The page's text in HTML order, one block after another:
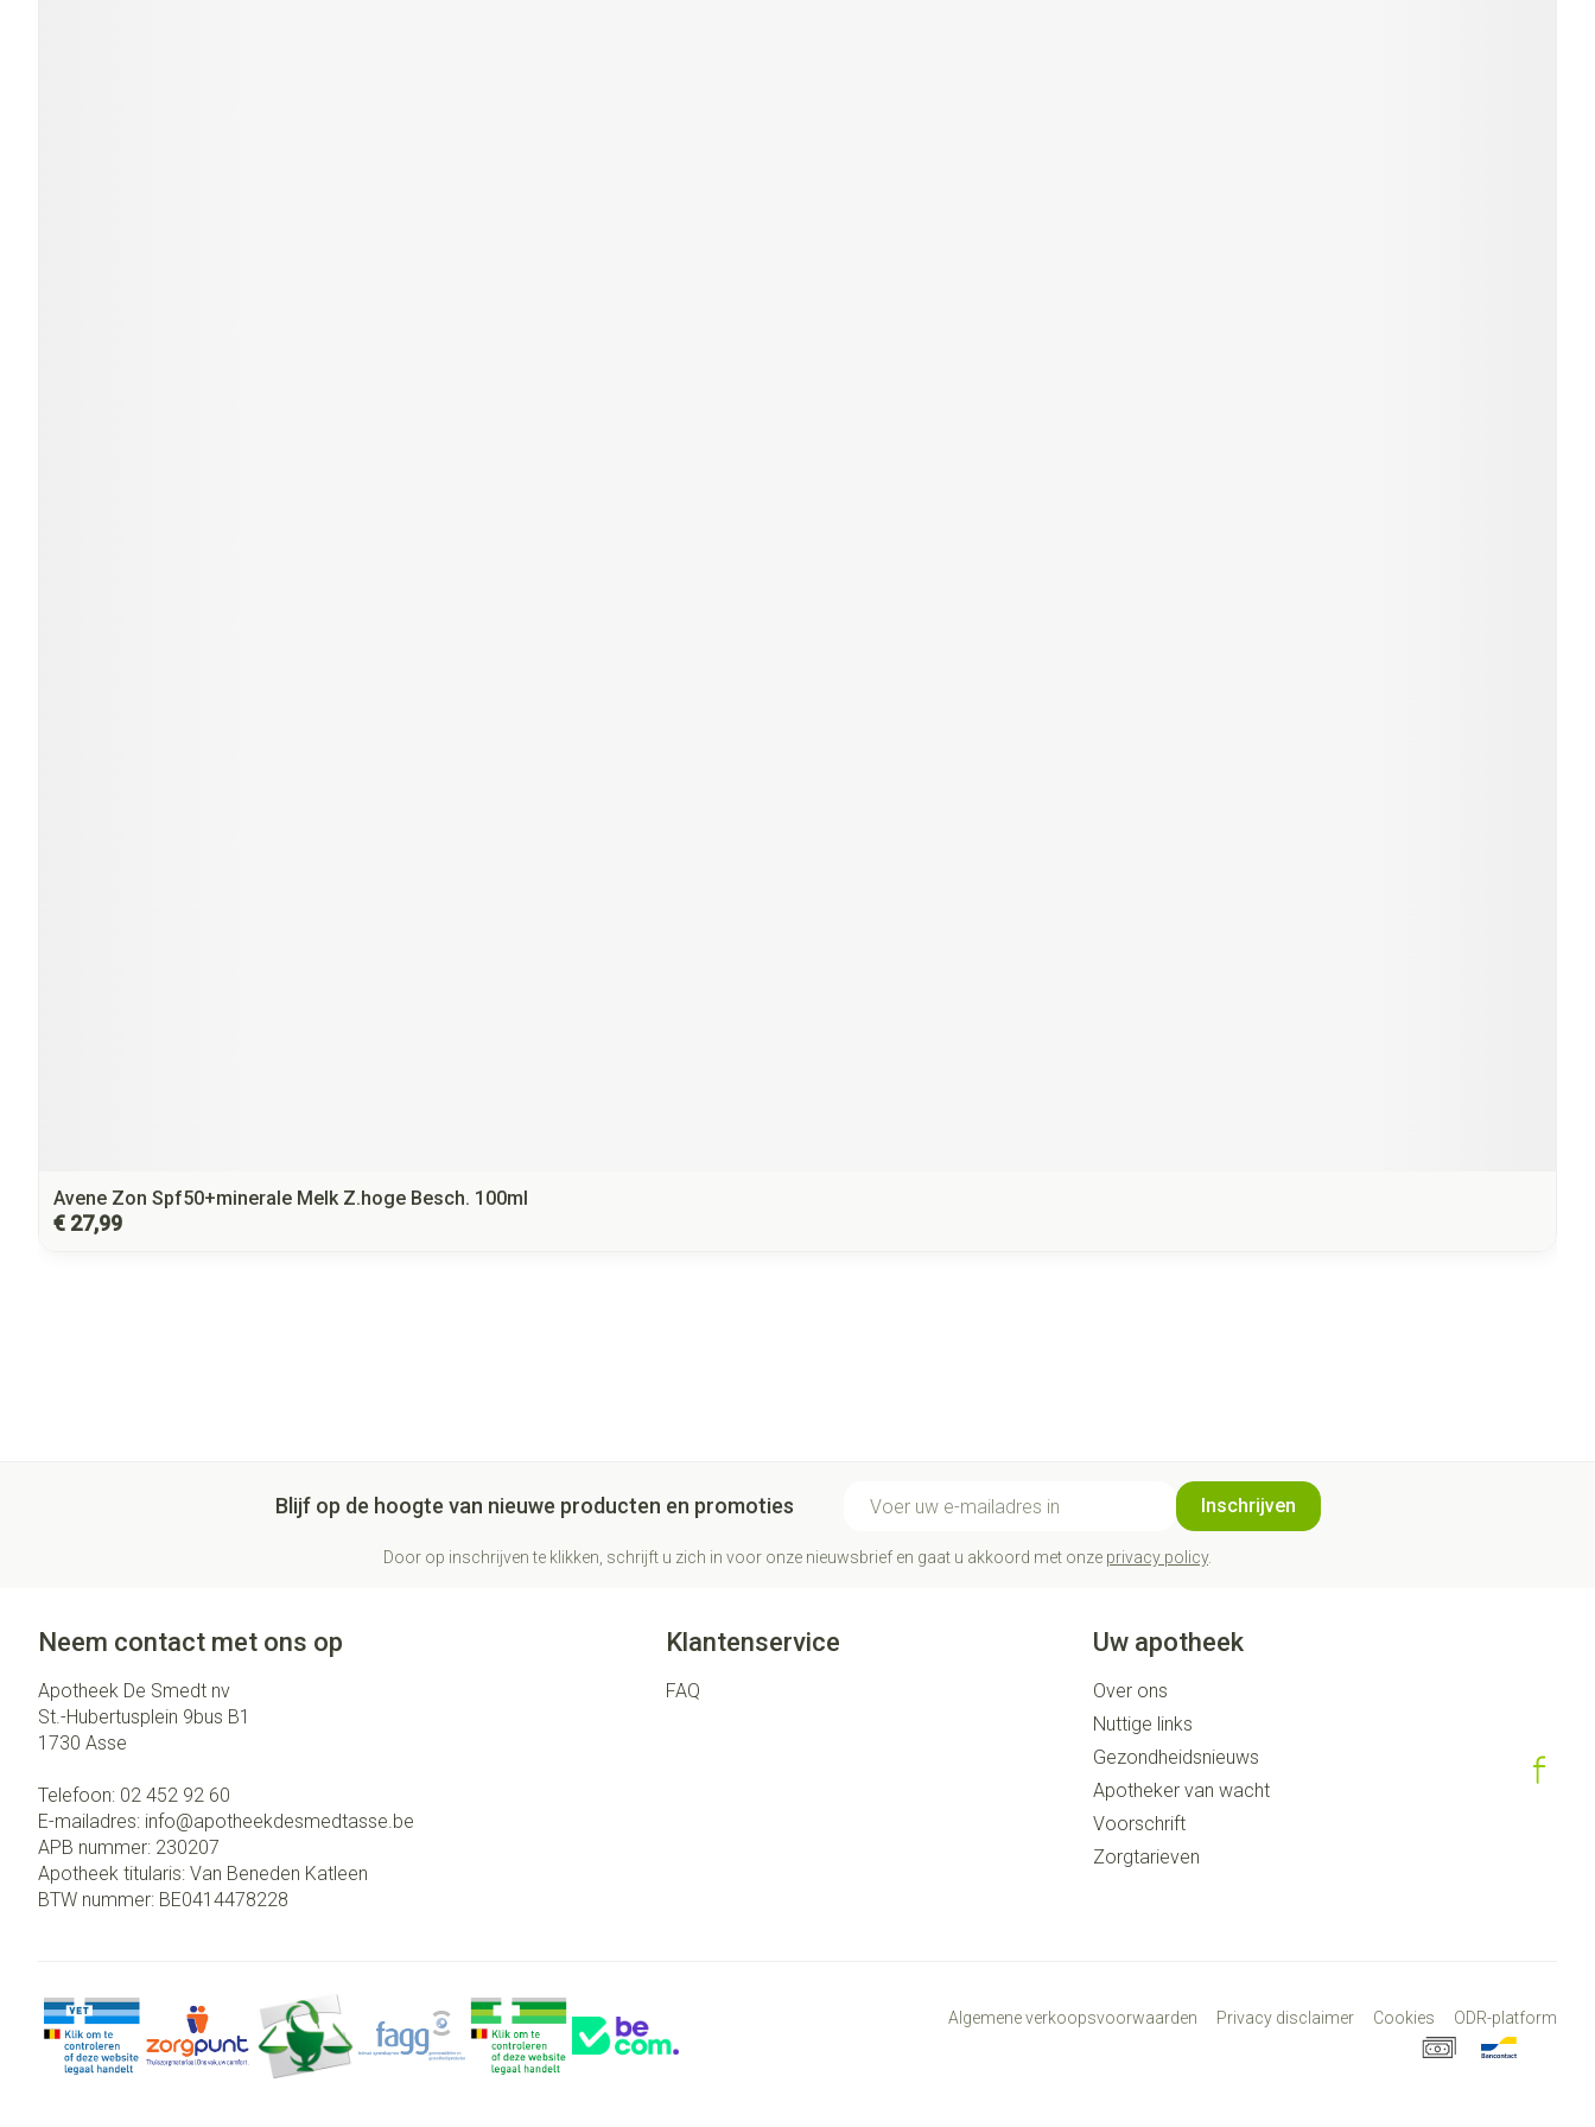
Avene Zon Spf50+minerale Melk Z.hoge Besch. 100ml
€ 27,99
Blijf op de hoogte van nieuwe producten en promoties Inschrijven
Door op inschrijven te klikken, schrijft u zich in voor onze nieuwsbrief en gaat u akkoord met onze privacy policy.
Neem contact met ons op
Apotheek De Smedt nv
St.-Hubertusplein 9bus B1
1730 Asse
Telefoon: 02 452 92 60
E-mailadres: info@apotheekdesmedtasse.be
APB nummer: 230207
Apotheek titularis: Van Beneden Katleen
BTW nummer: BE0414478228
Klantenservice
FAQ
Uw apotheek
Over ons
Nuttige links
Gezondheidsnieuws
Apotheker van wacht
Voorschrift
Zorgtarieven
Algemene verkoopsvoorwaarden Privacy disclaimer Cookies ODR-platform